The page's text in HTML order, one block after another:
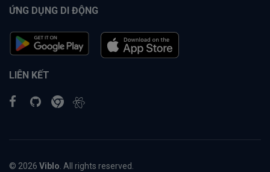
ỨNG DỤNG DI ĐỘNG
LIÊN KẾT
© 2026 Viblo . All rights reserved.